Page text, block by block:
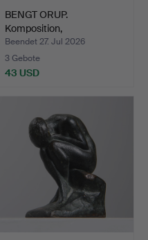
BENGT ORUP.
Komposition,
Farblithografie, …
Beendet 27. Jul 2026
3 Gebote
43 USD